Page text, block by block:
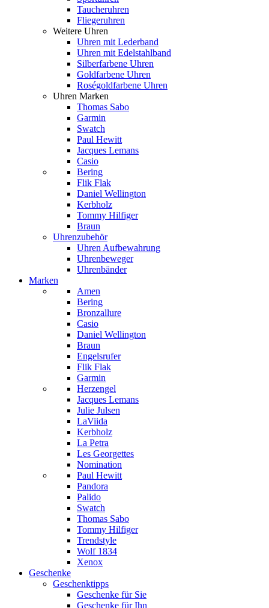
Taucheruhren
Fliegeruhren
Weitere Uhren
Uhren mit Lederband
Uhren mit Edelstahlband
Silberfarbene Uhren
Goldfarbene Uhren
Roségoldfarbene Uhren
Uhren Marken
Thomas Sabo
Garmin
Swatch
Paul Hewitt
Jacques Lemans
Casio
Bering
Flik Flak
Daniel Wellington
Kerbholz
Tommy Hilfiger
Braun
Uhrenzubehör
Uhren Aufbewahrung
Uhrenbeweger
Uhrenbänder
Marken
Amen
Bering
Bronzallure
Casio
Daniel Wellington
Braun
Engelsrufer
Flik Flak
Garmin
Herzengel
Jacques Lemans
Julie Julsen
LaViida
Kerbholz
La Petra
Les Georgettes
Nomination
Paul Hewitt
Pandora
Palido
Swatch
Thomas Sabo
Tommy Hilfiger
Trendstyle
Wolf 1834
Xenox
Geschenke
Geschenktipps
Geschenke für Sie
Geschenke für Ihn